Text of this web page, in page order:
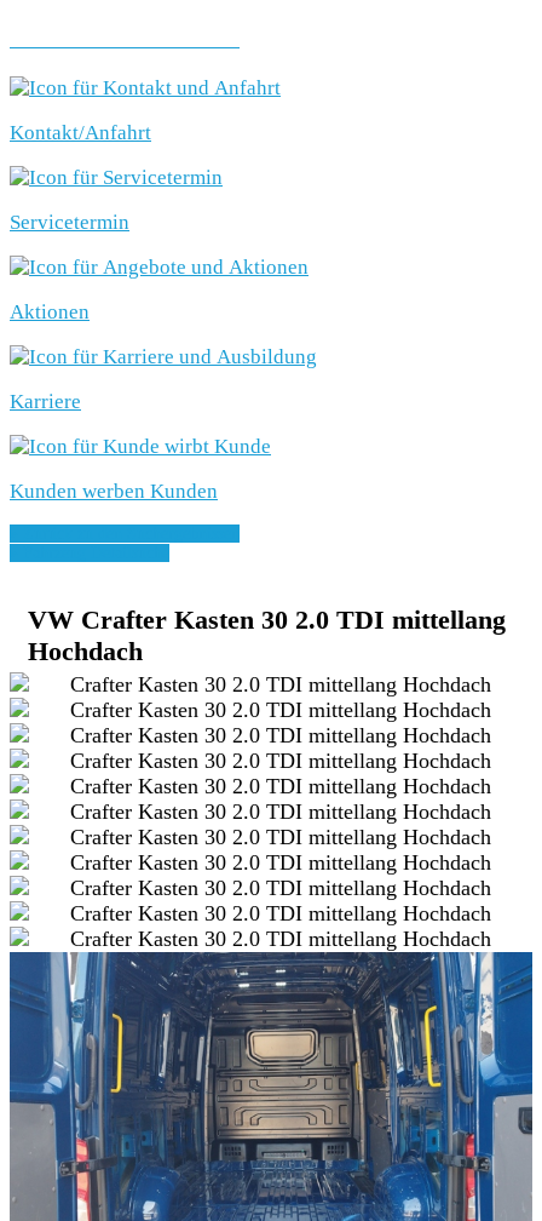
Kontakt/Anfahrt
Servicetermin
Aktionen
Karriere
Kunden werben Kunden
VW Crafter Kasten 30 2.0 TDI mittellang
Hochdach